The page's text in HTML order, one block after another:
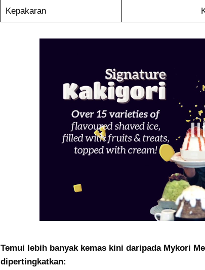
Kepakaran
Temui lebih banyak kemas kini daripada Mykori
dipertingkatkan: